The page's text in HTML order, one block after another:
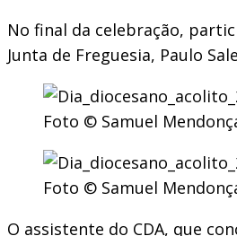
No final da celebração,
Junta de Freguesia, Paulo
Foto © Samuel
Foto © Samuel
O assistente do CDA, que